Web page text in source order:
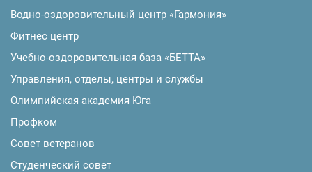
Водно-оздоровительный центр «Гармония»
Фитнес центр
Учебно-оздоровительная база «БЕТТА»
Управления, отделы, центры и службы
Олимпийская академия Юга
Профком
Совет ветеранов
Студенческий совет